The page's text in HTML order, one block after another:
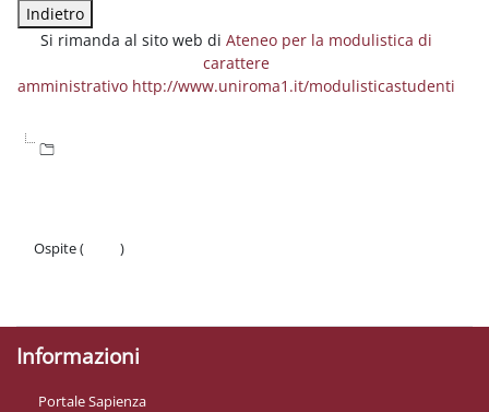
Si rimanda al sito web di Ateneo per la modulistica di
carattere
amministrativo http://www.uniroma1.it/modulisticastudenti
Ospite (
)
Informazioni
Portale Sapienza